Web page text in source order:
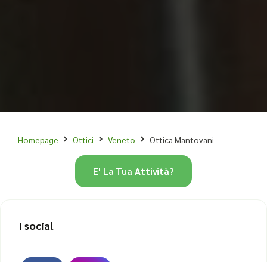
Homepage Ottici Veneto Ottica Mantovani
E' La Tua Attività?
I social